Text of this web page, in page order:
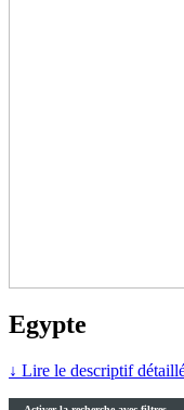
Egypte
↓ Lire le descriptif